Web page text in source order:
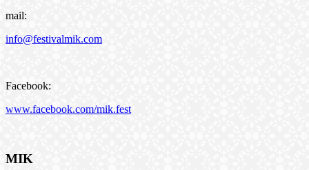
mail:
info@festivalmik.com
Facebook:
www.facebook.com/mik.fest
MIK